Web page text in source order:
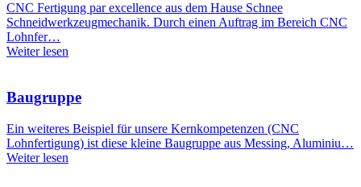
CNC Fertigung par excellence aus dem Hause Schnee
Schneidwerkzeugmechanik. Durch einen Auftrag im Bereich CNC
Lohnfer…
Weiter lesen
Baugruppe
Ein weiteres Beispiel für unsere Kernkompetenzen (CNC
Lohnfertigung) ist diese kleine Baugruppe aus Messing, Aluminiu…
Weiter lesen